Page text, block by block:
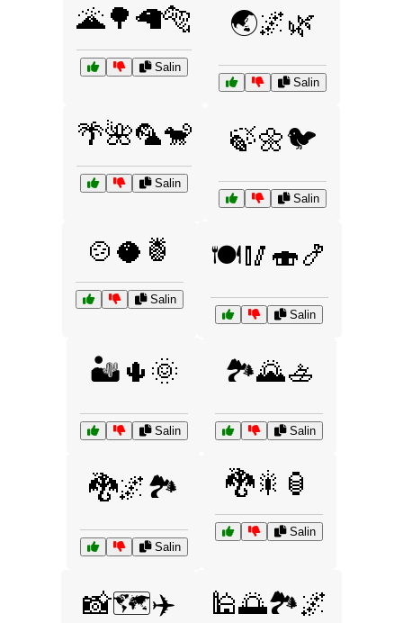
🌋🌳🦙🐅
Salin
🌏🌌🌿
Salin
🌴🌺🦜🐒
Salin
🍃🌼🐦
Salin
🍲🥥🍍
Salin
🍽️🥢🍣🍤
Salin
🏜️🌵🌞
Salin
🏞️🌄🚣
Salin
🐉🌌🏞️
Salin
🐉🎇🏮
Salin
📸🗺️✈️ 🕌🌅🏞️🌌